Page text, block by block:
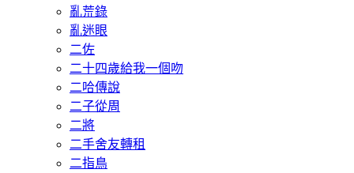
亂荒錄
亂迷眼
二佐
二十四歲給我一個吻
二哈傳說
二子從周
二將
二手舍友轉租
二指鳥